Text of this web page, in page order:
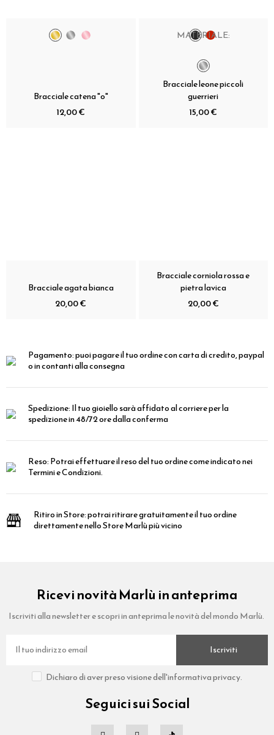
Bracciale catena "o"
12,00 €
MATERIALE:
Bracciale leone piccoli
guerrieri
15,00 €
Bracciale agata bianca
20,00 €
Bracciale corniola rossa e
pietra lavica
20,00 €
Pagamento:puoi pagare il tuo ordine con carta di credito, paypal
o in contanti alla consegna
Spedizione:Il tuo gioiello sarà affidato al corriere per la
spedizione in 48/72 ore dalla conferma
Reso:Potrai effettuare il reso del tuo ordine come indicato nei
Termini e Condizioni.
Ritiro in Store:potrai ritirare gratuitamente il tuo ordine
direttamente nello Store Marlù più vicino
Ricevi novità Marlù in anteprima
Iscriviti alla newsletter e scopri in anteprima le novità del mondo Marlù.
Iscriviti
Dichiaro di aver preso visione dell'informativa privacy.
Seguici sui Social